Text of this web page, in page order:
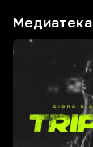
Медиатека